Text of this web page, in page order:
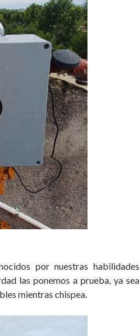
por nuestras habilidades
las ponemos a prueba, ya sea
mientras chispea.